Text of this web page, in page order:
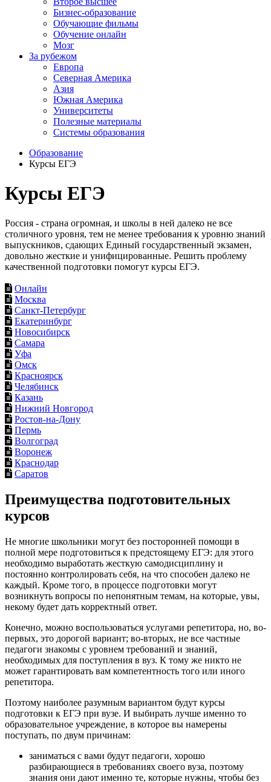
Бизнес-образование
Обучающие фильмы
Обучение онлайн
Мозг
За рубежом
Европа
Северная Америка
Азия
Южная Америка
Университеты
Полезные материалы
Системы образования
Образование
Курсы ЕГЭ
Курсы ЕГЭ
Россия - страна огромная, и школы в ней далеко не все
столичного уровня, тем не менее требования к уровню знаний
выпускников, сдающих Единый государственный экзамен,
довольно жесткие и унифицированные. Решить проблему
качественной подготовки помогут курсы ЕГЭ.
Онлайн
Москва
Санкт-Петербург
Екатеринбург
Новосибирск
Самара
Уфа
Омск
Красноярск
Челябинск
Казань
Нижний Новгород
Ростов-на-Дону
Пермь
Волгоград
Воронеж
Краснодар
Саратов
Преимущества подготовительных
курсов
Не многие школьники могут без посторонней помощи в
полной мере подготовиться к предстоящему ЕГЭ: для этого
необходимо выработать жесткую самодисциплину и
постоянно контролировать себя, на что способен далеко не
каждый. Кроме того, в процессе подготовки могут
возникнуть вопросы по непонятным темам, на которые, увы,
некому будет дать корректный ответ.
Конечно, можно воспользоваться услугами репетитора, но, во-
первых, это дорогой вариант; во-вторых, не все частные
педагоги знакомы с уровнем требований и знаний,
необходимых для поступления в вуз. К тому же никто не
может гарантировать вам компетентность того или иного
репетитора.
Поэтому наиболее разумным вариантом будут курсы
подготовки к ЕГЭ при вузе. И выбирать лучше именно то
образовательное учреждение, в которое вы намерены
поступать, по двум причинам:
заниматься с вами будут педагоги, хорошо
разбирающиеся в требованиях своего вуза, поэтому
знания они дают именно те, которые нужны, чтобы без